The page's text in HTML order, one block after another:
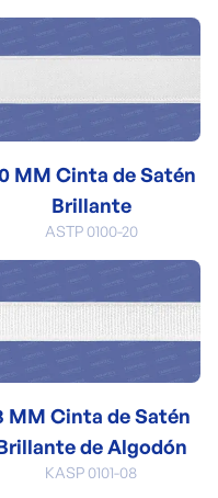
MM Cinta de Satén
Brillante
ASTP 0100-20
MM Cinta de Satén
de Algodón
KASP 0101-08